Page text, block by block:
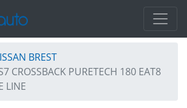
BREST
CROSSBACK PURETECH 180 EAT8
LINE